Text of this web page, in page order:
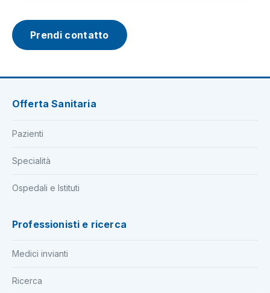
Prendi contatto
Offerta Sanitaria
Pazienti
Specialità
Ospedali e Istituti
Professionisti e ricerca
Medici invianti
Ricerca